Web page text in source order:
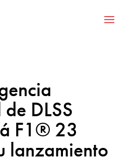
DLSS
F1® 23
lanzamiento